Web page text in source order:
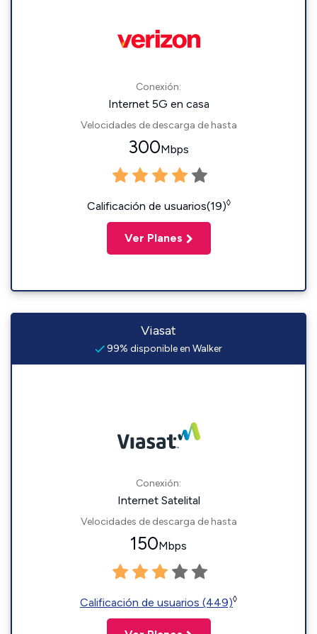
Conexión:
Internet 5G en casa
Velocidades de descarga de hasta
300Mbps
Calificación de usuarios(19)◊
Ver Planes
Viasat
99% disponible en Walker
Conexión:
Internet Satelital
Velocidades de descarga de hasta
150Mbps
Calificación de usuarios (449)◊